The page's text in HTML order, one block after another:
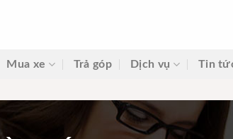
Mua xe Trả góp Dịch vụ Tin